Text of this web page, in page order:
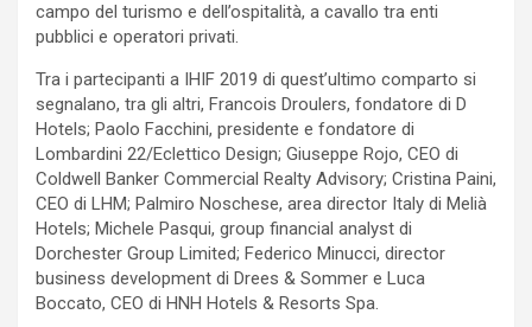
campo del turismo e dell’ospitalità, a cavallo tra enti
pubblici e operatori privati.
Tra i partecipanti a IHIF 2019 di quest’ultimo comparto si
segnalano, tra gli altri, Francois Droulers, fondatore di D
Hotels; Paolo Facchini, presidente e fondatore di
Lombardini 22/Eclettico Design; Giuseppe Rojo, CEO di
Coldwell Banker Commercial Realty Advisory; Cristina Paini,
CEO di LHM; Palmiro Noschese, area director Italy di Melià
Hotels; Michele Pasqui, group financial analyst di
Dorchester Group Limited; Federico Minucci, director
business development di Drees & Sommer e Luca
Boccato, CEO di HNH Hotels & Resorts Spa.